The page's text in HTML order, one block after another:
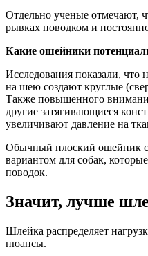
Отдельно ученые отмечают,
рывках поводком и
Какие ошейники
Исследования показали, что
на шею создают круглые
Также повышенного
другие затягивающиеся
увеличивают давление на
Обычный плоский ошейник
вариантом для собак,
поводок.
Значит, лучше
Шлейка распределяет
нюансы.